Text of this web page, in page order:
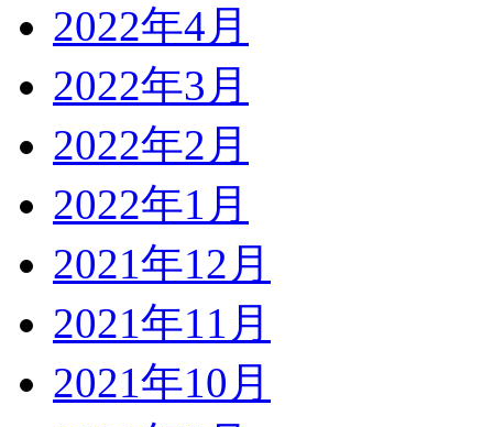
2022年4月
2022年3月
2022年2月
2022年1月
2021年12月
2021年11月
2021年10月